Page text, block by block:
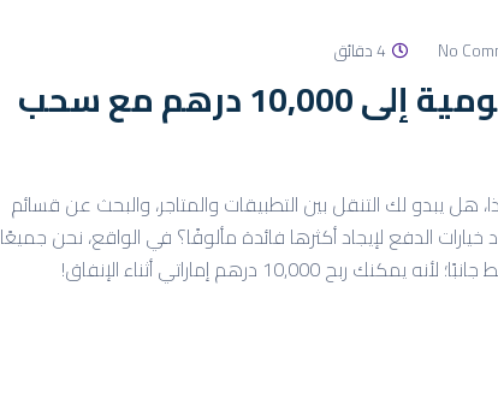
4 دقائق
حوّل مدفوعاتك اليومية إلى 10,000 درهم مع سحب
هل يبدو لك التنقل بين التطبيقات والمتاجر، والبحث عن قسائم
الدفع لإيجاد أكثرها فائدة مألوفًا؟ في الواقع، نحن جميعًا
درهم إماراتي أثناء الإنفاق!